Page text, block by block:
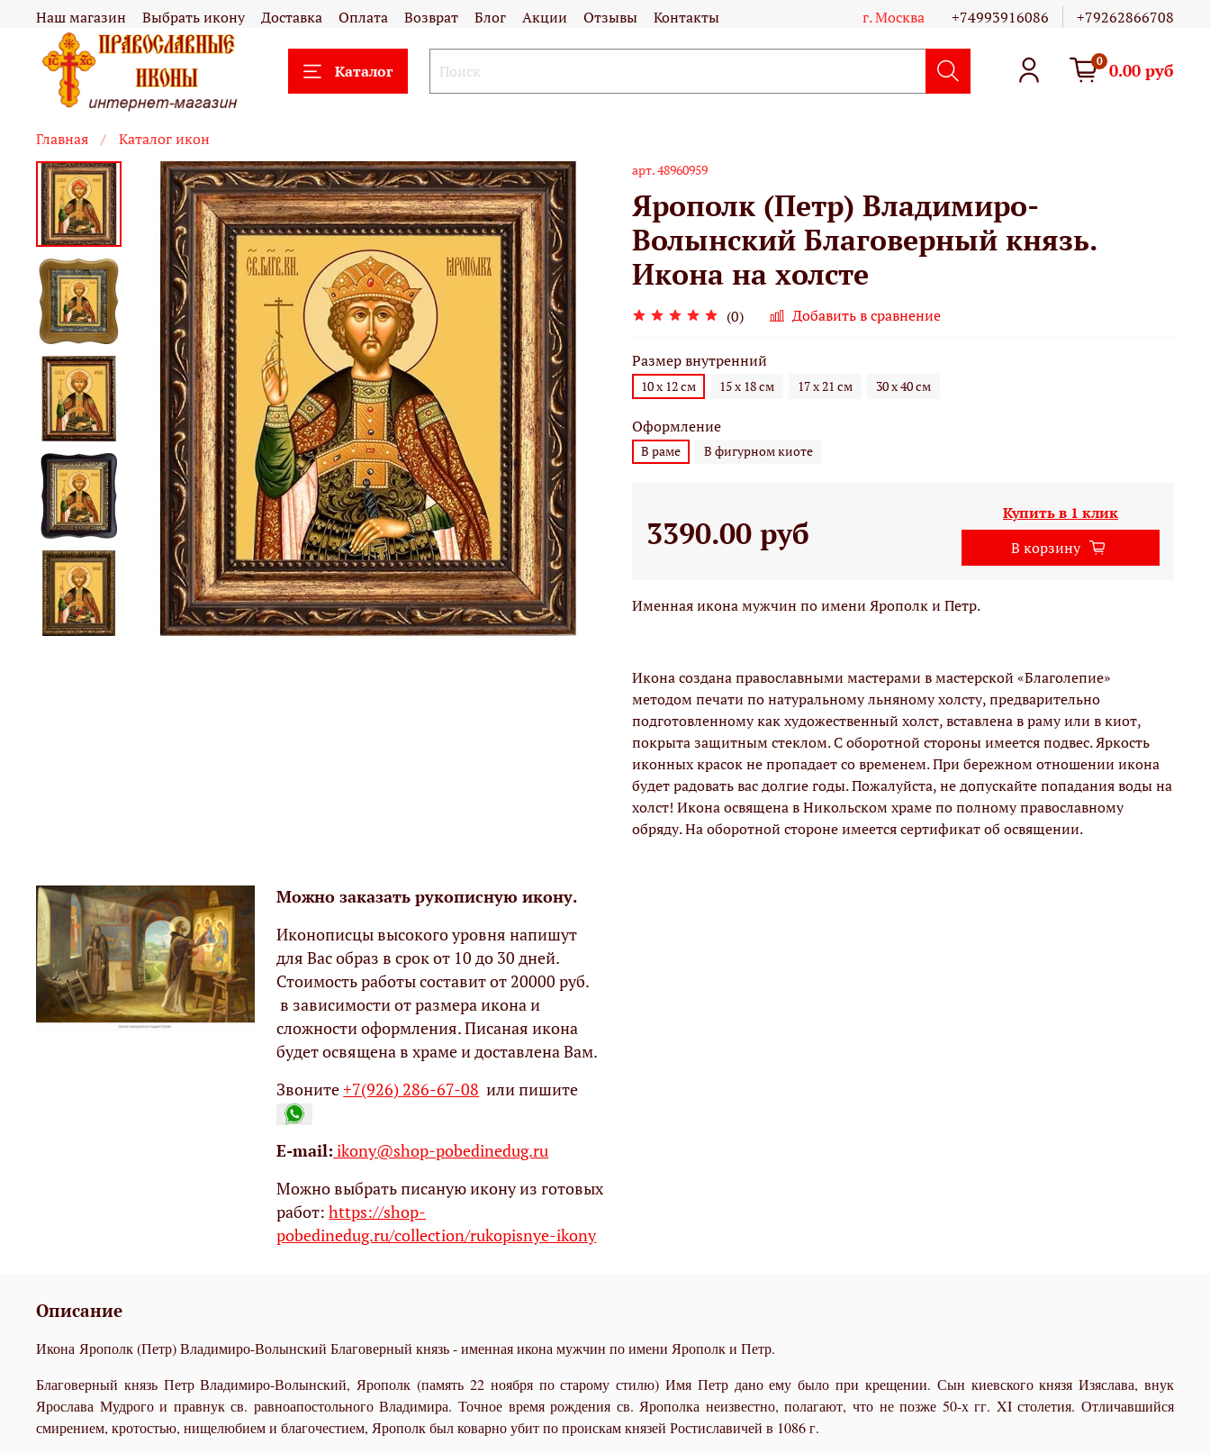
Наш магазин Выбрать икону Доставка Оплата Возврат Блог Акции Отзывы Контакты г. Москва +74993916086 +79262866708
Каталог
0 0.00 руб
Главная Каталог икон
арт.48960959
Ярополк (Петр) Владимиро-
Волынский Благоверный князь.
Икона на холсте
(0) Добавить в сравнение
Размер внутренний
10 х 12 см 15 х 18 см 17 х 21 см 30 х 40 см
Оформление
В раме В фигурном киоте
3390.00 руб
Купить в 1 клик
В корзину
Именная икона мужчин по имени Ярополк и Петр.
Икона создана православными мастерами в мастерской «Благолепие»
методом печати по натуральному льняному холсту, предварительно
подготовленному как художественный холст, вставлена в раму или в киот,
покрыта защитным стеклом. С оборотной стороны имеется подвес. Яркость
иконных красок не пропадает со временем. При бережном отношении икона
будет радовать вас долгие годы. Пожалуйста, не допускайте попадания воды на
холст! Икона освящена в Никольском храме по полному православному
обряду. На оборотной стороне имеется сертификат об освящении.
Можно заказать рукописную икону.
Иконописцы высокого уровня напишут
для Вас образ в срок от 10 до 30 дней.
Стоимость работы составит от 20000 руб.
в зависимости от размера икона и
сложности оформления. Писаная икона
будет освящена в храме и доставлена Вам.
Звоните+7(926) 286-67-08 или пишите
Е-mail: ikony@shop-pobedinedug.ru
Можно выбрать писаную икону из готовых
работ:https://shop-
pobedinedug.ru/collection/rukopisnye-ikony
Описание
Икона Ярополк (Петр) Владимиро-Волынский Благоверный князь - именная икона мужчин по имени Ярополк и Петр.
Благоверный князь Петр Владимиро-Волынский, Ярополк (память 22 ноября по старому стилю) Имя Петр дано ему было при крещении. Сын киевского князя Изяслава, внук
Ярослава Мудрого и правнук св. равноапостольного Владимира. Точное время рождения св. Ярополка неизвестно, полагают, что не позже 50-х гг. XI столетия. Отличавшийся
смирением, кротостью, нищелюбием и благочестием, Ярополк был коварно убит по проискам князей Ростиславичей в 1086 г.